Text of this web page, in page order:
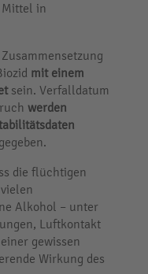
Mittel in
mit einem
sein. Verfalldatum
werden
die flüchtigen
Alkohol – unter
Luftkontakt
gewissen
Wirkung des